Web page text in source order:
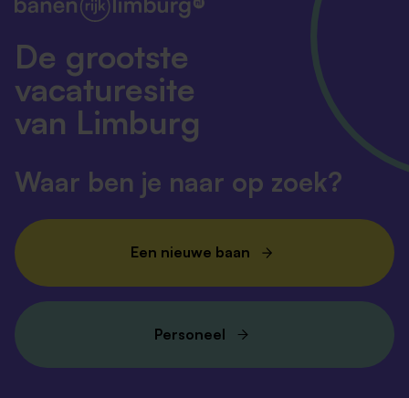
De grootste
vacaturesite
van Limburg
Waar ben je naar op zoek?
Een nieuwe baan
Personeel